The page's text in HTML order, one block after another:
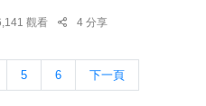
觀看 4 分享
5 6 下一頁